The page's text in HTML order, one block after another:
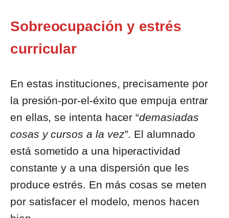
Sobreocupación y estrés
curricular
En estas instituciones, precisamente por
la presión-por-el-éxito que empuja entrar
en ellas, se intenta hacer “demasiadas
cosas y cursos a la vez”. El alumnado
está sometido a una hiperactividad
constante y a una dispersión que les
produce estrés. En más cosas se meten
por satisfacer el modelo, menos hacen